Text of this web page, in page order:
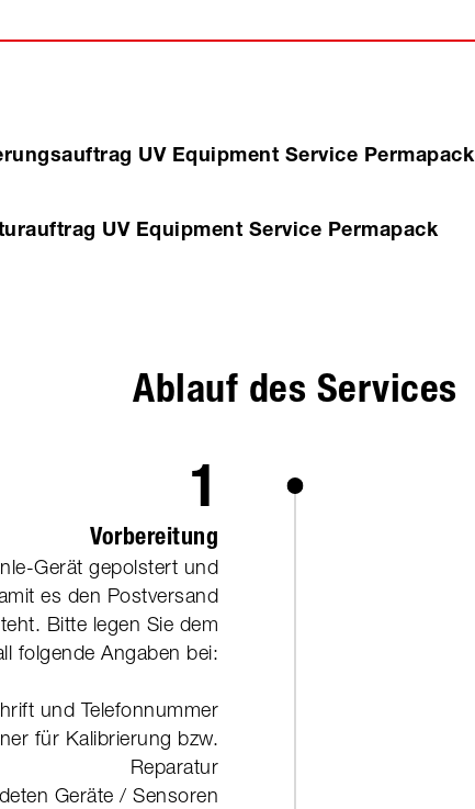
UV Equipment Service Permapack
UV Equipment Service Permapack
Ablauf des Services
1
Vorbereitung
Gerät gepolstert und
es den Postversand
Bitte legen Sie dem
folgende Angaben bei:
und Telefonnummer
für Kalibrierung bzw.
Reparatur
Geräte / Sensoren